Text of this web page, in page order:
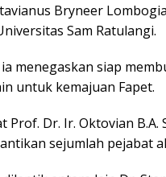
Bryneer
Sam Ratulangi.
menegaskan siap
untuk kemajuan Fapet.
Prof. Dr. Ir. Oktovian B.A.
sejumlah pejabat